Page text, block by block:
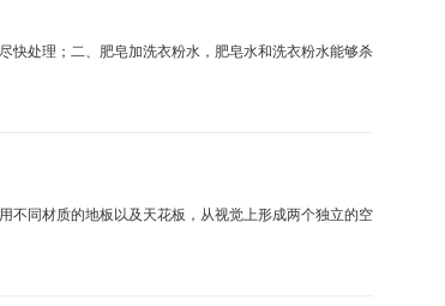
快处理；二、肥皂加洗衣粉水，肥皂水和洗衣粉水能够杀
不同材质的地板以及天花板，从视觉上形成两个独立的空